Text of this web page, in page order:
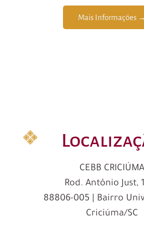
Mais Informações
CEBB CRICIÚMA
Rod. Antônio Just,
88806-005 | Bairro
Criciúma/SC